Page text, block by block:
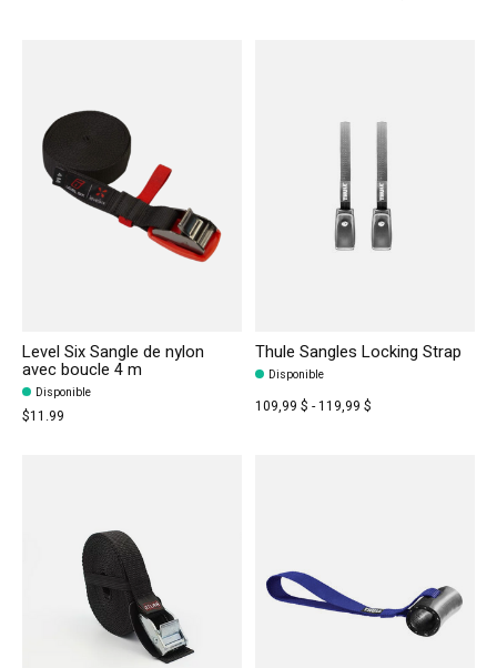
Level Six Sangle de nylon
avec boucle 4 m
Disponible
$11.99
Thule Sangles Locking Strap
Disponible
109,99 $ - 119,99 $